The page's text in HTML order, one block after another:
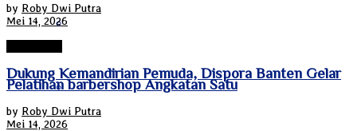
Lampung
by Roby Dwi Putra
Mei 14, 2026
Dukung Kemandirian Pemuda, Dispora Banten Gelar
Pelatihan barbershop Angkatan Satu
by Roby Dwi Putra
Mei 14, 2026